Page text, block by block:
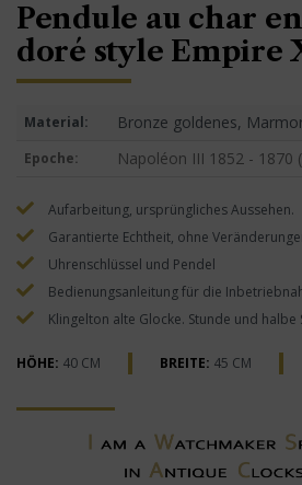
Pendule au char
doré style Empire
Material: Bronze goldenes,
Epoche: Napoléon III 1852 - 1870
Aufarbeitung, ursprüngliches Aussehen.
Garantierte Echtheit, ohne
Uhrenschlüssel und Pendel
Bedienungsanleitung für die
Klingelton alte Glocke. Stunde und halbe
HÖHE: 40 CM BREITE: 45 CM